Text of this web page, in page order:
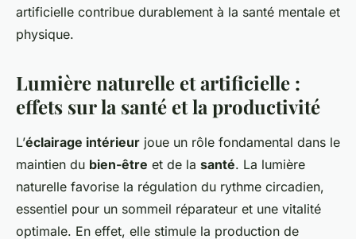
artificielle contribue durablement à la santé mentale et
physique.
Lumière naturelle et artificielle :
effets sur la santé et la productivité
L’éclairage intérieur joue un rôle fondamental dans le
maintien du bien-être et de la santé. La lumière
naturelle favorise la régulation du rythme circadien,
essentiel pour un sommeil réparateur et une vitalité
optimale. En effet, elle stimule la production de